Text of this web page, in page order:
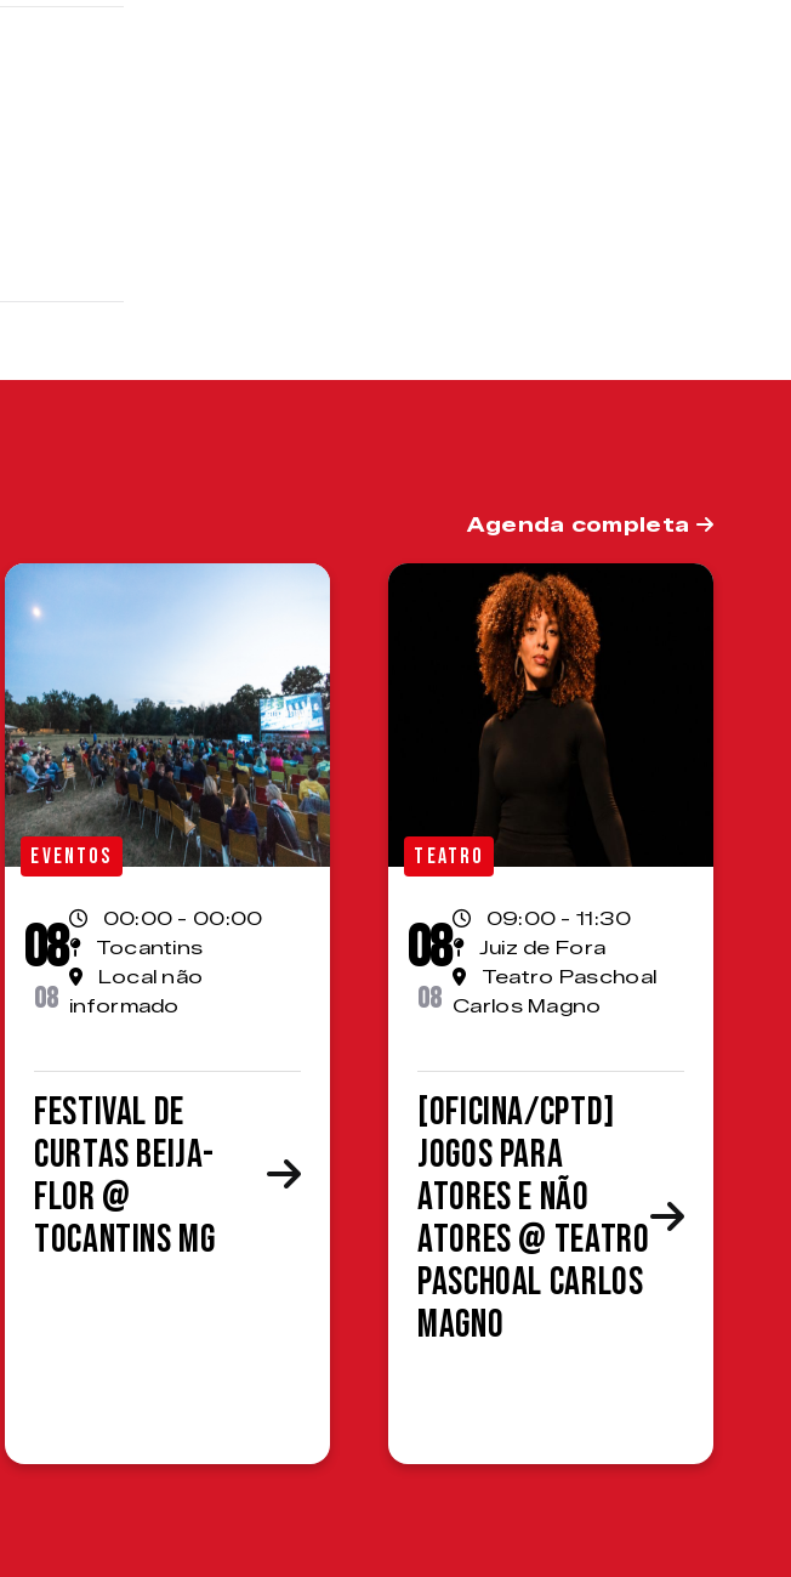
Agenda completa
EVENTOS
08
08
00:00 - 00:00
Tocantins
Local não
informado
Festival de
Curtas Beija-
Flor @
Tocantins MG
TEATRO
08
08
09:00 - 11:30
Juiz de Fora
Teatro Paschoal
Carlos Magno
[OFICINA/CPTD]
Jogos para
atores e não
atores @ Teatro
Paschoal Carlos
Magno